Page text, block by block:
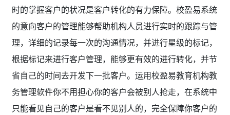
时的掌握客户的状况是客户转化的有力保障。校盈易系统
的意向客户的管理能够帮助机构人员进行实时的跟踪与管
理，详细的记录每一次的沟通情况，并进行星级的标记，
根据标记来进行客户管理，能够更有效的进行转化，并节
省自己的时间去开发下一批客户。运用校盈易教育机构教
务管理软件你不用担心你的客户会被别人抢走，在系统中
只能看见自己的客户是看不见别人的，完全保障你客户的